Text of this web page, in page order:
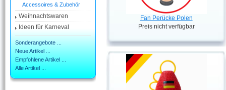
Accessoires & Zubehör
Weihnachtswaren
Ideen für Karneval
Sonderangebote ...
Neue Artikel ...
Empfohlene Artikel ...
Alle Artikel ...
Fan Perücke Polen
Preis nicht verfügbar